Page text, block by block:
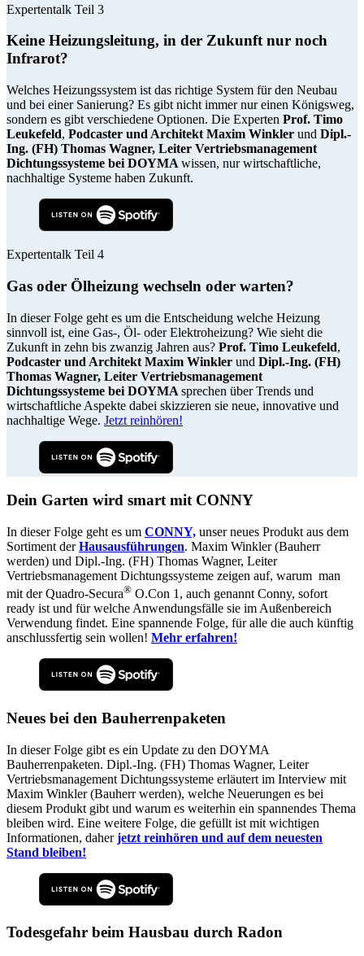
Expertentalk Teil 3
Keine Heizungsleitung, in der Zukunft nur noch
Infrarot?
Welches Heizungssystem ist das richtige System für den Neubau
und bei einer Sanierung? Es gibt nicht immer nur einen Königsweg,
sondern es gibt verschiedene Optionen. Die Experten Prof. Timo
Leukefeld, Podcaster und Architekt Maxim Winkler und Dipl.-
Ing. (FH) Thomas Wagner, Leiter Vertriebsmanagement
Dichtungssysteme bei DOYMA wissen, nur wirtschaftliche,
nachhaltige Systeme haben Zukunft.
Expertentalk Teil 4
Gas oder Ölheizung wechseln oder warten?
In dieser Folge geht es um die Entscheidung welche Heizung
sinnvoll ist, eine Gas-, Öl- oder Elektroheizung? Wie sieht die
Zukunft in zehn bis zwanzig Jahren aus? Prof. Timo Leukefeld,
Podcaster und Architekt Maxim Winkler und Dipl.-Ing. (FH)
Thomas Wagner, Leiter Vertriebsmanagement
Dichtungssysteme bei DOYMA sprechen über Trends und
wirtschaftliche Aspekte dabei skizzieren sie neue, innovative und
nachhaltige Wege. Jetzt reinhören!
Dein Garten wird smart mit CONNY
In dieser Folge geht es um CONNY, unser neues Produkt aus dem
Sortiment derHausausführungen. Maxim Winkler (Bauherr
werden) und Dipl.-Ing. (FH) Thomas Wagner, Leiter
Vertriebsmanagement Dichtungssysteme zeigen auf, warum man
mit der Quadro-Secura® O.Con 1, auch genannt Conny, sofort
ready ist und für welche Anwendungsfälle sie im Außenbereich
Verwendung findet. Eine spannende Folge, für alle die auch künftig
anschlussfertig sein wollen! Mehr erfahren!
Neues bei den Bauherrenpaketen
In dieser Folge gibt es ein Update zu den DOYMA
Bauherrenpaketen. Dipl.-Ing. (FH) Thomas Wagner, Leiter
Vertriebsmanagement Dichtungssysteme erläutert im Interview mit
Maxim Winkler (Bauherr werden), welche Neuerungen es bei
diesem Produkt gibt und warum es weiterhin ein spannendes Thema
bleiben wird. Eine weitere Folge, die gefüllt ist mit wichtigen
Informationen, daherjetzt reinhören und auf dem neuesten
Stand bleiben!
Todesgefahr beim Hausbau durch Radon